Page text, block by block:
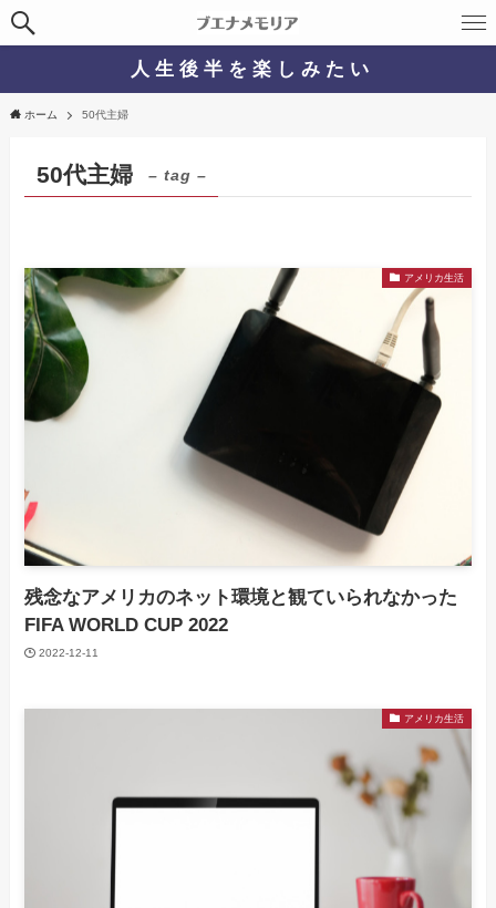
人 生 後 半 を 楽 し み た い
ホーム 50代主婦
50代主婦 – tag –
アメリカ生活
残念なアメリカのネット環境と観ていられなかった
FIFA WORLD CUP 2022
2022-12-11
アメリカ生活